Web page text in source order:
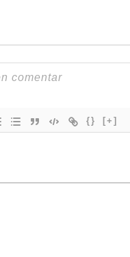
{} [+]